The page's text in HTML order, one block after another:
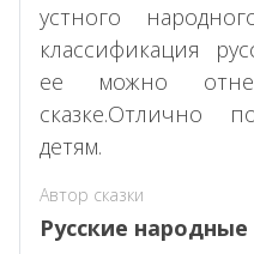
устного
классификация
ее можно
сказке.Отлично
детям.
Автор сказки
Русские народные